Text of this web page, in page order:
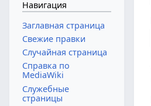
Навигация
Заглавная страница
Свежие правки
Случайная страница
Справка по
MediaWiki
Служебные
страницы